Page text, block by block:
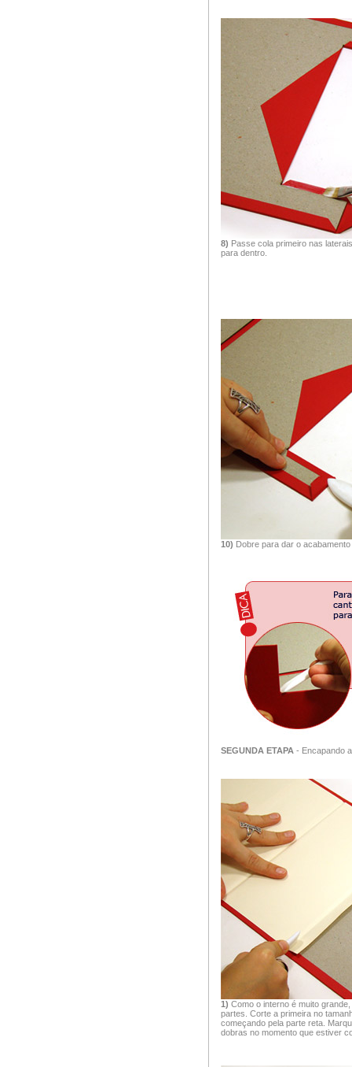
8) Passe cola primeiro nas
para dentro.
10) Dobre para dar o acabamento
SEGUNDA ETAPA - Encapando
1) Como o interno é muito
partes. Corte a primeira no
começando pela parte reta.
dobras no momento que estiver